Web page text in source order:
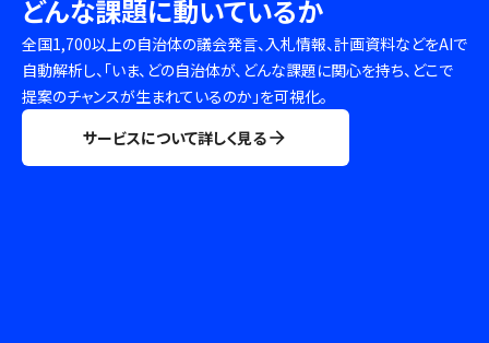
どんな課題に動いているか
全国1,700以上の自治体の議会発言、入札情報、計画資料などをAIで
自動解析し、「いま、どの自治体が、どんな課題に関心を持ち、どこで
提案のチャンスが生まれているのか」を可視化。
サービスについて詳しく見るarrow_forward